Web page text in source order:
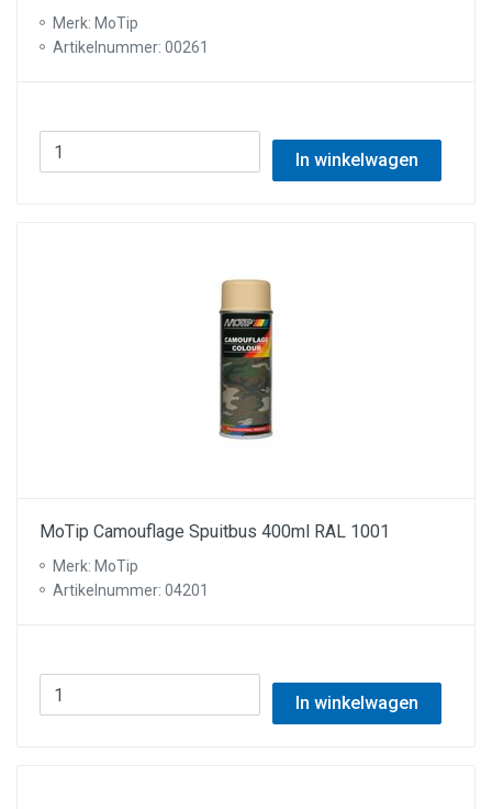
Merk: MoTip
Artikelnummer: 00261
In winkelwagen
MoTip Camouflage Spuitbus 400ml RAL 1001
Merk: MoTip
Artikelnummer: 04201
In winkelwagen